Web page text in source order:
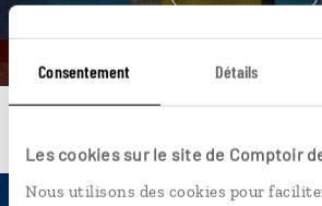
Consentement Détails
Les cookies sur le site de Comptoir
Nous utilisons des cookies pour